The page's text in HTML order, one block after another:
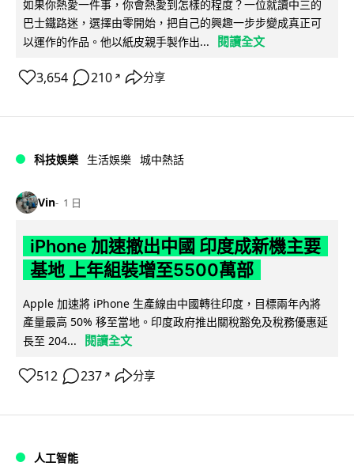
如果你熱愛一件事，你會熱愛到怎樣的程度？一位就讀中三的
巴士鐵路迷，選擇由零開始，把自己的興趣一步步變成真正可
以運作的作品。他以紙皮親手製作出...
閱讀全文
3,654 210 ↗ 分享
科技娛樂 生活娛樂 城中熱話
Vin 1 日
iPhone 加速撤出中國 印度成新機主要
基地 上年組裝增至5500萬部
Apple 加速將 iPhone 生產線由中國轉往印度，目標兩年內將
產量最高 50% 移至當地。印度政府推出關稅豁免及稅務優惠延
長至 204...
閱讀全文
512 237 ↗ 分享
人工智能